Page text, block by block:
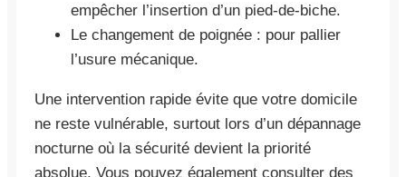
empêcher l’insertion d’un pied-de-biche.
Le changement de poignée : pour pallier
l’usure mécanique.
Une intervention rapide évite que votre domicile
ne reste vulnérable, surtout lors d’un dépannage
nocturne où la sécurité devient la priorité
absolue. Vous pouvez également consulter des